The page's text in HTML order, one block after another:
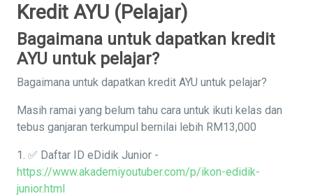
Kredit AYU (Pelajar)
Bagaimana untuk dapatkan kredit
AYU untuk pelajar?
Bagaimana untuk dapatkan kredit AYU untuk pelajar?
Masih ramai yang belum tahu cara untuk ikuti kelas dan
tebus ganjaran terkumpul bernilai lebih RM13,000
1. ✅ Daftar ID eDidik Junior -
https://www.akademiyoutuber.com/p/ikon-edidik-
junior.html